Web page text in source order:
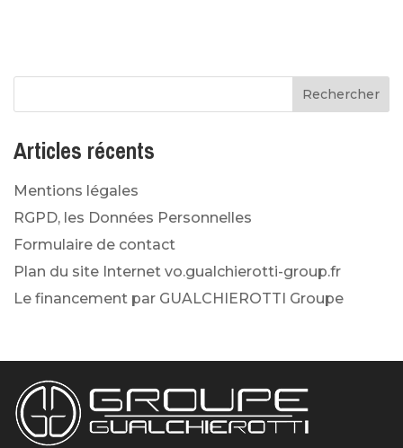
Articles récents
Mentions légales
RGPD, les Données Personnelles
Formulaire de contact
Plan du site Internet vo.gualchierotti-group.fr
Le financement par GUALCHIEROTTI Groupe